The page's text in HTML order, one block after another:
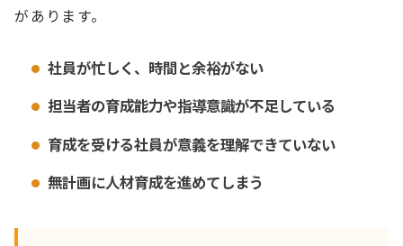
があります。
社員が忙しく、時間と余裕がない
担当者の育成能力や指導意識が不足している
育成を受ける社員が意義を理解できていない
無計画に人材育成を進めてしまう